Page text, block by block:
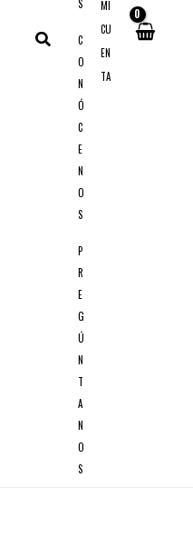
Buscar
S
C
O
N
Ó
C
E
N
O
S
P
R
E
G
Ú
N
T
A
N
O
S
MI
CU
EN
TA